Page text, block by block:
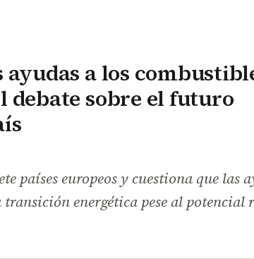
ayudas a los
debate sobre el futuro
países europeos y cuestiona que las
energética pese al potencial